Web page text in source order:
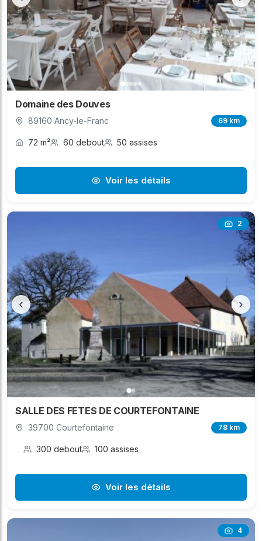
Domaine des Douves
89160 Ancy-le-Franc 69 km
72 m² 60 debout 50 assises
Voir les détails
2
‹ ›
SALLE DES FETES DE COURTEFONTAINE
39700 Courtefontaine 78 km
300 debout 100 assises
Voir les détails
4